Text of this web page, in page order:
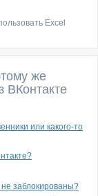
Excel
же
ВКонтакте
или какого-то
не заблокированы?